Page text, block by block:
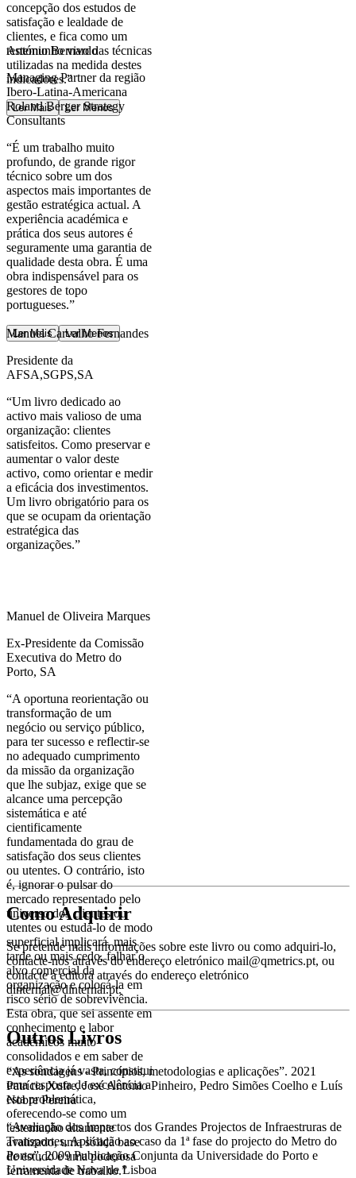
concepção dos estudos de
satisfação e lealdade de
clientes, e fica como um
testemunho vivo das técnicas
utilizadas na medida destes
indicadores.”
Ler Mais Ler Menos
António Bernardo
Managing Partner da região
Ibero-Latina-Americana
Roland Berger Strategy
Consultants
“É um trabalho muito
profundo, de grande rigor
técnico sobre um dos
aspectos mais importantes de
gestão estratégica actual. A
experiência académica e
prática dos seus autores é
seguramente uma garantia de
qualidade desta obra. É uma
obra indispensável para os
gestores de topo
portugueses.”
Ler Mais Ler Menos
Manuel Carvalho Fernandes
Presidente da
AFSA,SGPS,SA
“Um livro dedicado ao
activo mais valioso de uma
organização: clientes
satisfeitos. Como preservar e
aumentar o valor deste
activo, como orientar e medir
a eficácia dos investimentos.
Um livro obrigatório para os
que se ocupam da orientação
estratégica das
organizações.”
Manuel de Oliveira Marques
Ex-Presidente da Comissão
Executiva do Metro do
Porto, SA
“A oportuna reorientação ou
transformação de um
negócio ou serviço público,
para ter sucesso e reflectir-se
no adequado cumprimento
da missão da organização
que lhe subjaz, exige que se
alcance uma percepção
sistemática e até
cientificamente
fundamentada do grau de
satisfação dos seus clientes
ou utentes. O contrário, isto
é, ignorar o pulsar do
mercado representado pelo
universo dos clientes ou
utentes ou estudá-lo de modo
superficial implicará, mais
tarde ou mais cedo, falhar o
alvo comercial da
organização e colocá-la em
risco sério de sobrevivência.
Esta obra, que sei assente em
conhecimento e labor
académicos muito
consolidados e em saber de
experiência já vasta, constitui
uma resposta de excelência a
esta problemática,
oferecendo-se como um
testemunho altamente
avalizado, uma sólida base
de estudo e uma poderosa
ferramenta de trabalho.”
Como Adquirir
Se pretende mais informações sobre este livro ou como adquiri-lo,
contacte-nos através do endereço eletrónico mail@qmetrics.pt, ou
contacte a editora através do endereço eletrónico
dinternal@dinternal.pt.
Outros Livros
“As sondagens - Princípios, metodologias e aplicações”. 2021
Patrícia Xufre, José António Pinheiro, Pedro Simões Coelho e Luís
Nobre Pereira
“Avaliação dos Impactos dos Grandes Projectos de Infraestruras de
Transportes, Aplicação ao caso da 1ª fase do projecto do Metro do
Porto”, 2009 Publicação Conjunta da Universidade do Porto e
Universidade Nova de Lisboa